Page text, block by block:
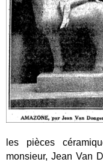
les pièces
monsieur, Jean Van